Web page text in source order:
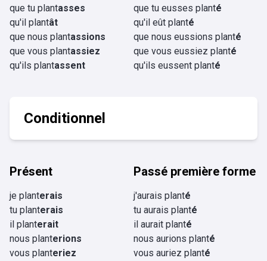
que tu plantasses
qu'il plantât
que nous plantassions
que vous plantassiez
qu'ils plantassent
que tu eusses planté
qu'il eût planté
que nous eussions planté
que vous eussiez planté
qu'ils eussent planté
Conditionnel
Présent
je planterais
tu planterais
il planterait
nous planterions
vous planteriez
Passé première forme
j'aurais planté
tu aurais planté
il aurait planté
nous aurions planté
vous auriez planté